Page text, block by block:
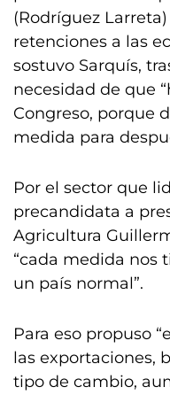
(Rodríguez
retenciones a las
sostuvo Sarquís,
necesidad de que
Congreso, porque
medida para
Por el sector que
precandidata a
Agricultura
“cada medida nos
un país normal”.
Para eso propuso
las exportaciones,
tipo de cambio,